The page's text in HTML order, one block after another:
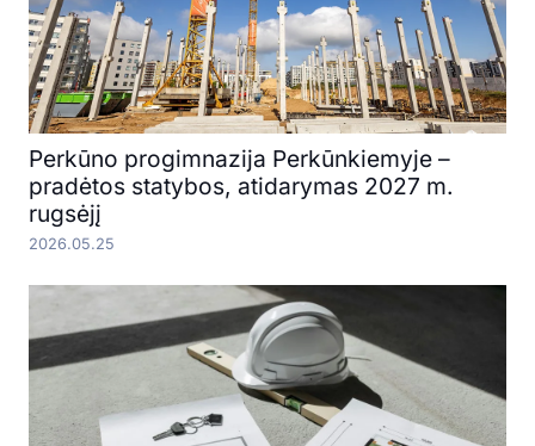
Perkūno progimnazija Perkūnkiemyje –
pradėtos statybos, atidarymas 2027 m.
rugsėjį
2026.05.25